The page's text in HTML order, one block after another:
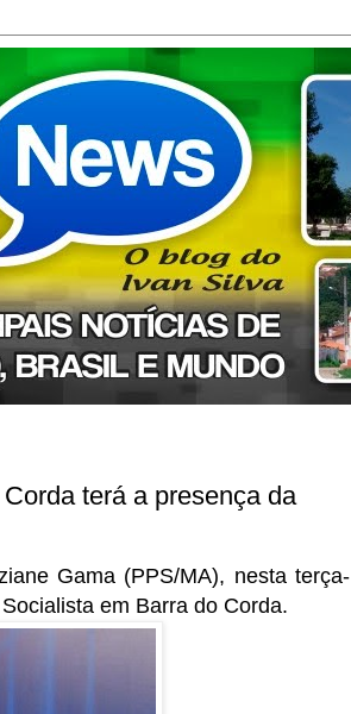
terá a presença da
Gama (PPS/MA), nesta terça-
em Barra do Corda.